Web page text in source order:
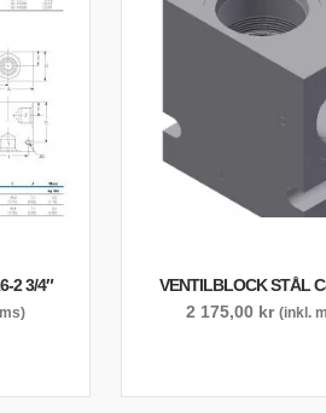
2 3/4″
VENTILBLOCK STÅL
2 175,00 kr (inkl.